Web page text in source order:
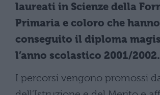
laureati in Scienze della
Primaria e coloro che hanno
conseguito il diploma
l’anno scolastico 2001/2002.
I percorsi vengono promossi